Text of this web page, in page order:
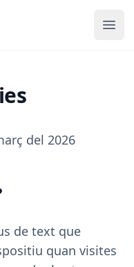
del 2026
de text que
quan visites